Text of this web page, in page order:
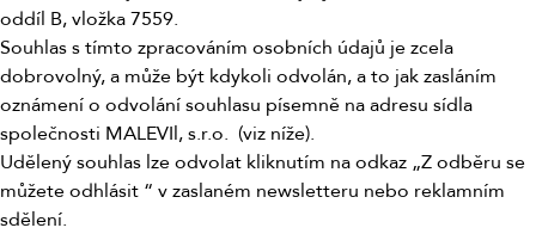
oddíl B, vložka 7559.
Souhlas s tímto zpracováním osobních údajů je zcela
dobrovolný, a může být kdykoli odvolán, a to jak zasláním
oznámení o odvolání souhlasu písemně na adresu sídla
společnosti MALEVIl, s.r.o. (viz níže).
Udělený souhlas lze odvolat kliknutím na odkaz „Z odběru se
můžete odhlásit “ v zaslaném newsletteru nebo reklamním
sdělení.